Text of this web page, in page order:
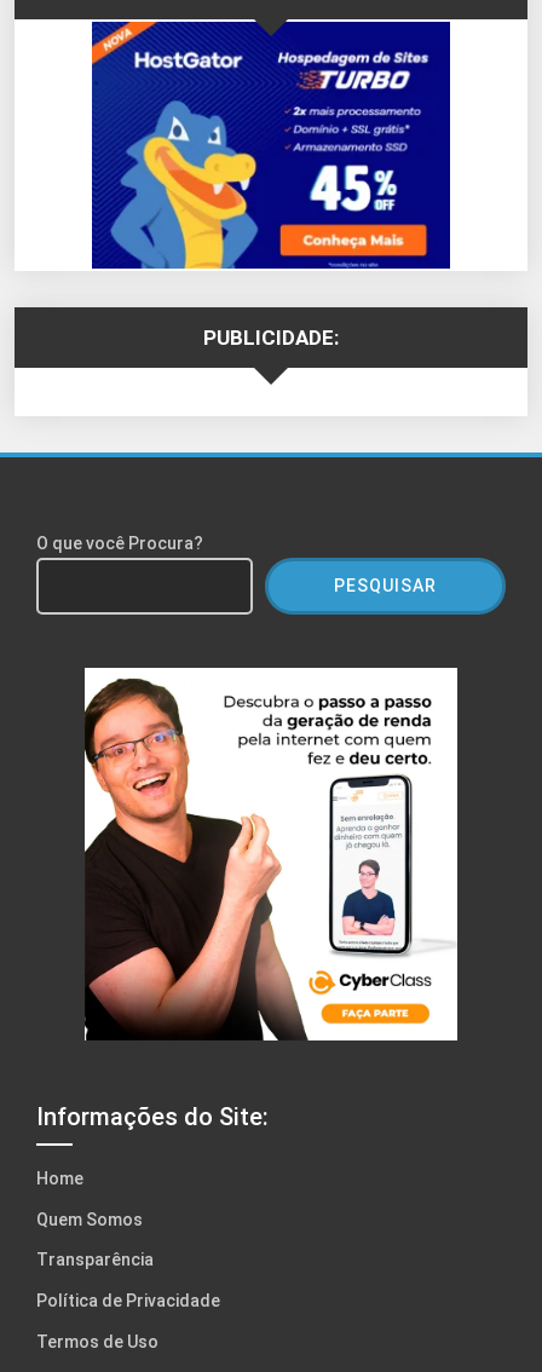
PUBLICIDADE:
O que você Procura?
PESQUISAR
Informações do Site:
Home
Quem Somos
Transparência
Política de Privacidade
Termos de Uso